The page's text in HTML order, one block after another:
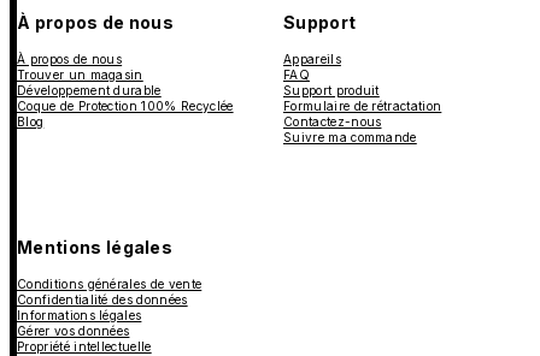
À propos de nous
À propos de nous
Trouver un magasin
Développement durable
Coque de Protection 100% Recyclée
Blog
Support
Appareils
FAQ
Support produit
Formulaire de rétractation
Contactez-nous
Suivre ma commande
Mentions légales
Conditions générales de vente
Confidentialité des données
Informations légales
Gérer vos données
Propriété intellectuelle